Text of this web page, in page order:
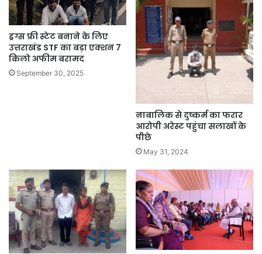
ड्रग्स फ्री स्टेट बनाने के लिए
उत्तराखंड STF का बड़ा एक्शन 7
किलो अफीम बरामद
September 30, 2025
नाबालिक से दुष्कर्म का फरार
आरोपी अरेस्ट पहुंचा सलाखों के
पीछे
May 31, 2024